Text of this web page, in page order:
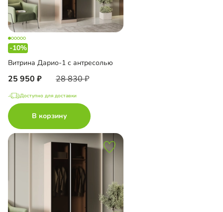
-10%
Витрина Дарио-1 с антресолью
25 950 28 830
Доступно для доставки
В корзину